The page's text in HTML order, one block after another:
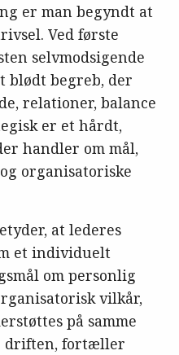
er man begyndt at
Ved første
selvmodsigende
blødt begreb, der
relationer, balance
er et hårdt,
handler om mål,
organisatoriske
at lederes
et individuelt
om personlig
vilkår,
på samme
driften, fortæller